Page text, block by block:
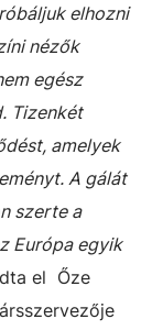
elhozni
nézők
egész
Tizenkét
amelyek
A gálát
szerte a
Európa egyik
el Őze